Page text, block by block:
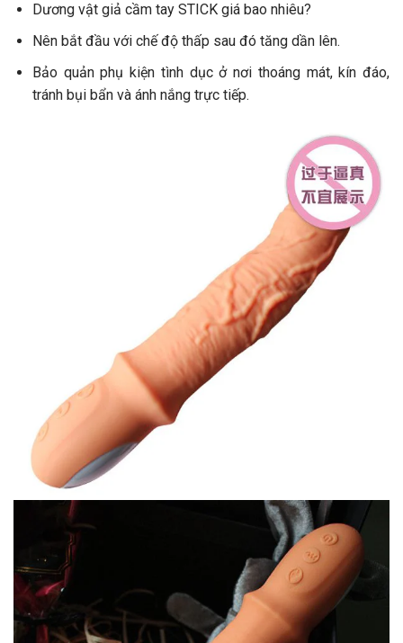
Dương vật giả cầm tay STICK giá bao nhiêu?
Nên bắt đầu với chế độ thấp sau đó tăng dần lên.
Bảo quản phụ kiện tình dục ở nơi thoáng mát, kín đáo,
tránh bụi bẩn và ánh nắng trực tiếp.